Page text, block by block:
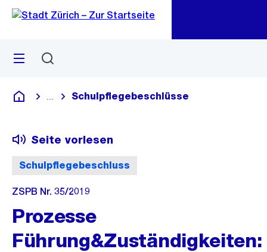
Navigation
Sprunglink
Menü
Deutsch
Blende alle Breadcrumbs ein
Schulpflegebeschlüsse
Schulpflegebeschluss
Seite vorlesen
ZSPB Nr. 35/2019
Prozesse
Führung&Zuständigkeiten: